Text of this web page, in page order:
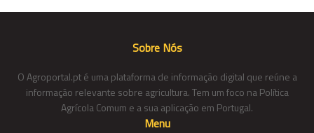
Sobre Nós
O Agroportal.pt é uma plataforma de informação digital que reúne a
informação relevante sobre agricultura. Tem um foco na Política
Agrícola Comum e a sua aplicação em Portugal.
Menu